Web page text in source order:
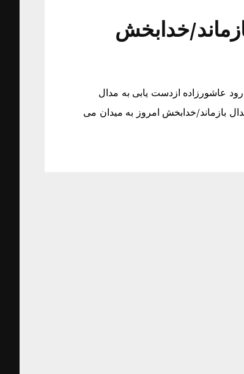
خدابخش
عاشورزاده ازدست يابى به مدال
بازماند/خدابخش امروز به ميدان مى